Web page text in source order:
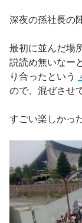
深夜の孫社長の
最初に並んだ場
説読め無いなー
り合ったという
ので、混ぜさせ
すごい楽しかっ